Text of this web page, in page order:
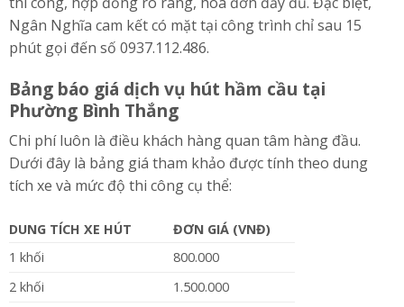
Ngân Nghĩa cam kết có mặt tại công trình chỉ sau 15
phút gọi đến số 0937.112.486.
Bảng báo giá dịch vụ hút hầm cầu tại
Phường Bình Thắng
Chi phí luôn là điều khách hàng quan tâm hàng đầu.
Dưới đây là bảng giá tham khảo được tính theo dung
tích xe và mức độ thi công cụ thể:
DUNG TÍCH XE HÚT
ĐƠN GIÁ (VNĐ)
1 khối
800.000
2 khối
1.500.000